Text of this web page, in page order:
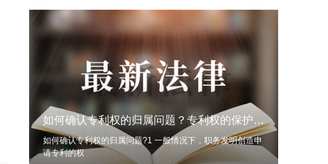
我想问一下申请护照需要带什么证件？
2023-05-04
您好：请问从国外进口的费钢税率是多少？非常感
2023-05-04
外国旅游签证可以在中国大使馆登记结婚吗？
2023-05-04
如何确认专利权的归属问题？专利权的保护期限是多久？ 每日时讯
如何确认专利权的归属问题?1 一般情况下，职务发明创造申
请专利的权